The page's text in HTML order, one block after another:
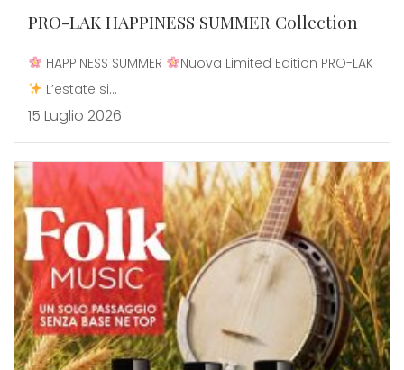
PRO-LAK HAPPINESS SUMMER Collection
HAPPINESS SUMMER
Nuova Limited Edition PRO-LAK
L’estate si...
15 Luglio 2026